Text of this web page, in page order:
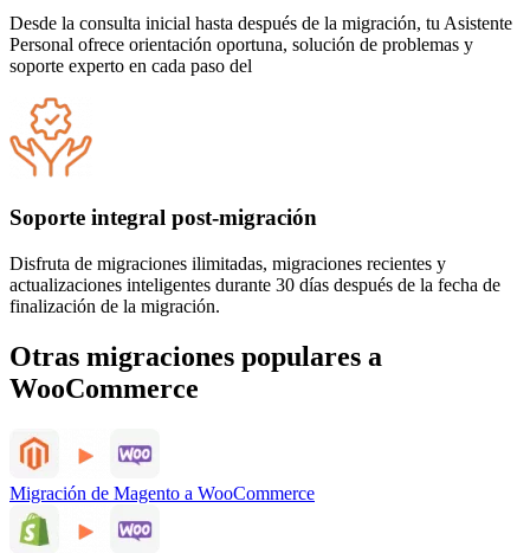
Desde la consulta inicial hasta después de la migración, tu Asistente
Personal ofrece orientación oportuna, solución de problemas y
soporte experto en cada paso del
Soporte integral post-migración
Disfruta de migraciones ilimitadas, migraciones recientes y
actualizaciones inteligentes durante 30 días después de la fecha de
finalización de la migración.
Otras migraciones populares a
WooCommerce
Migración de Magento a WooCommerce